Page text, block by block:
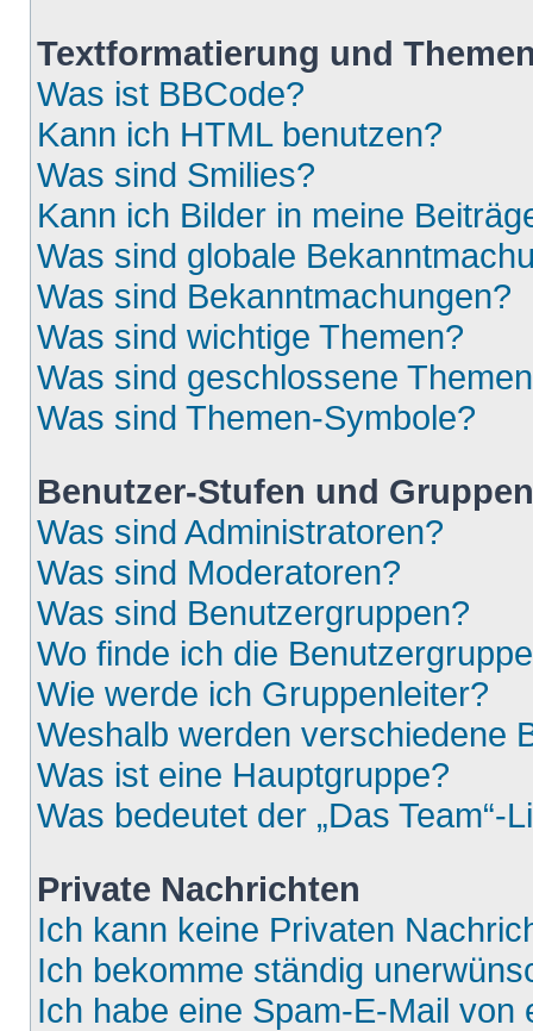
Textformatierung und
Was ist BBCode?
Kann ich HTML benutzen?
Was sind Smilies?
Kann ich Bilder in meine
Was sind globale
Was sind Bekanntmachungen?
Was sind wichtige Themen?
Was sind geschlossene
Was sind Themen-Symbole?
Benutzer-Stufen und Gruppen
Was sind Administratoren?
Was sind Moderatoren?
Was sind Benutzergruppen?
Wo finde ich die
Wie werde ich Gruppenleiter?
Weshalb werden verschiedene
Was ist eine Hauptgruppe?
Was bedeutet der „Das Team“-
Private Nachrichten
Ich kann keine Privaten
Ich bekomme ständig
Ich habe eine Spam-E-Mail